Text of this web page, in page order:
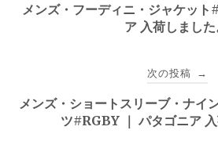
ゲ
メンズ・フーディニ・ジャケッ
ア 入荷しました
次の投稿 →
メンズ・ショートスリーブ・ナイ
ツ#RGBY ｜ パタゴニア 入